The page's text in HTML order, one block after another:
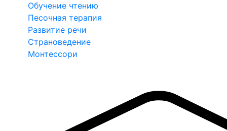
Обучение чтению
Песочная терапия
Развитие речи
Страноведение
Монтессори